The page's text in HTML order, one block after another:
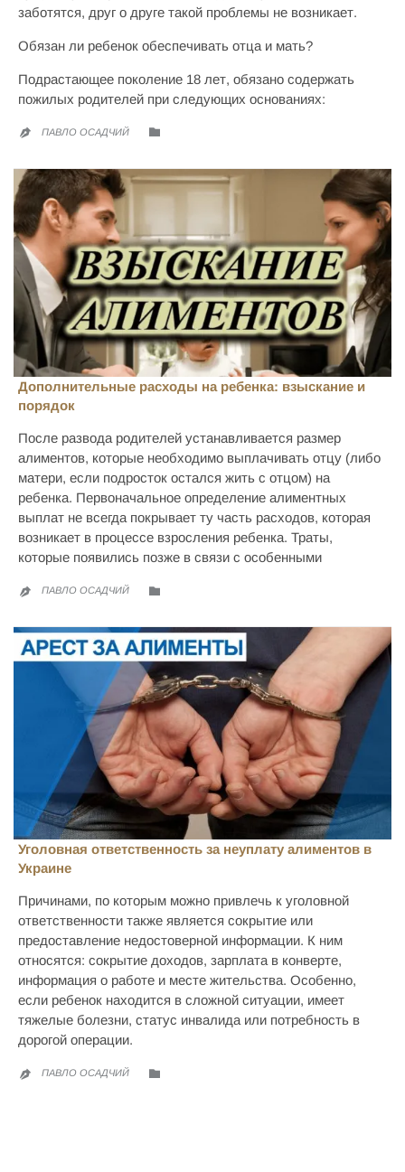
заботятся, друг о друге такой проблемы не возникает.
Обязан ли ребенок обеспечивать отца и мать?
Подрастающее поколение 18 лет, обязано содержать
пожилых родителей при следующих основаниях:
 ПАВЛО ОСАДЧИЙ 
Дополнительные расходы на ребенка: взыскание и
порядок
После развода родителей устанавливается размер
алиментов, которые необходимо выплачивать отцу (либо
матери, если подросток остался жить с отцом) на
ребенка. Первоначальное определение алиментных
выплат не всегда покрывает ту часть расходов, которая
возникает в процессе взросления ребенка. Траты,
которые появились позже в связи с особенными
 ПАВЛО ОСАДЧИЙ 
Уголовная ответственность за неуплату алиментов в
Украине
Причинами, по которым можно привлечь к уголовной
ответственности также является сокрытие или
предоставление недостоверной информации. К ним
относятся: сокрытие доходов, зарплата в конверте,
информация о работе и месте жительства. Особенно,
если ребенок находится в сложной ситуации, имеет
тяжелые болезни, статус инвалида или потребность в
дорогой операции.
 ПАВЛО ОСАДЧИЙ 